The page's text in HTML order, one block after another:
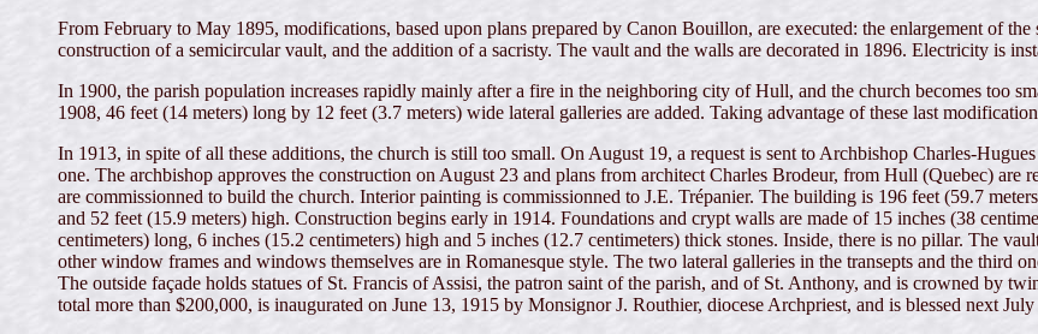
From February to May 1895, modifications, based upon plans prepared by Canon Bouillon, are executed: the enlargement of
construction of a semicircular vault, and the addition of a sacristy. The vault and the walls are decorated in 1896. Electricity is
In 1900, the parish population increases rapidly mainly after a fire in the neighboring city of Hull, and the church becomes too
1908, 46 feet (14 meters) long by 12 feet (3.7 meters) wide lateral galleries are added. Taking advantage of these last
In 1913, in spite of all these additions, the church is still too small. On August 19, a request is sent to Archbishop Charles-
one. The archbishop approves the construction on August 23 and plans from architect Charles Brodeur, from Hull (Quebec) are
are commissionned to build the church. Interior painting is commissionned to J.E. Trépanier. The building is 196 feet (59.7
and 52 feet (15.9 meters) high. Construction begins early in 1914. Foundations and crypt walls are made of 15 inches (38
centimeters) long, 6 inches (15.2 centimeters) high and 5 inches (12.7 centimeters) thick stones. Inside, there is no pillar. The
other window frames and windows themselves are in Romanesque style. The two lateral galleries in the transepts and the third
The outside façade holds statues of St. Francis of Assisi, the patron saint of the parish, and of St. Anthony, and is crowned by
total more than $200,000, is inaugurated on June 13, 1915 by Monsignor J. Routhier, diocese Archpriest, and is blessed next